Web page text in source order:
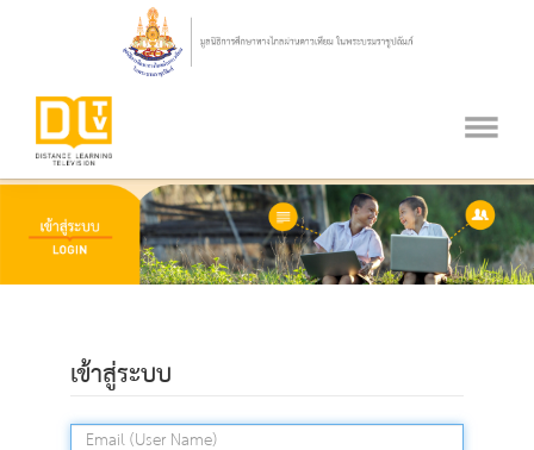
เข้าสู่ระบบ